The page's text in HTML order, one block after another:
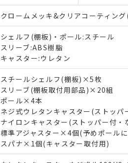
クロームメッキ&クリアコーティン
シェルフ(棚板)・ポール:スチール
スリーブ:ABS樹脂
キャスター:ウレタン
スチールシェルフ(棚板)×5枚
スリーブ(棚板取付用部品)×20組
ポール×4本
ネジ式ウレタンキャスター(ストッ
ナイロンキャスター(ストッパー付
標準アジャスター×4個(予めポール
スパナ×1個(キャスター取付用)